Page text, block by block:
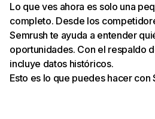
Lo que ves ahora es solo una
completo. Desde los
Semrush te ayuda a entender
oportunidades. Con el respaldo
incluye datos históricos.
Esto es lo que puedes hacer con